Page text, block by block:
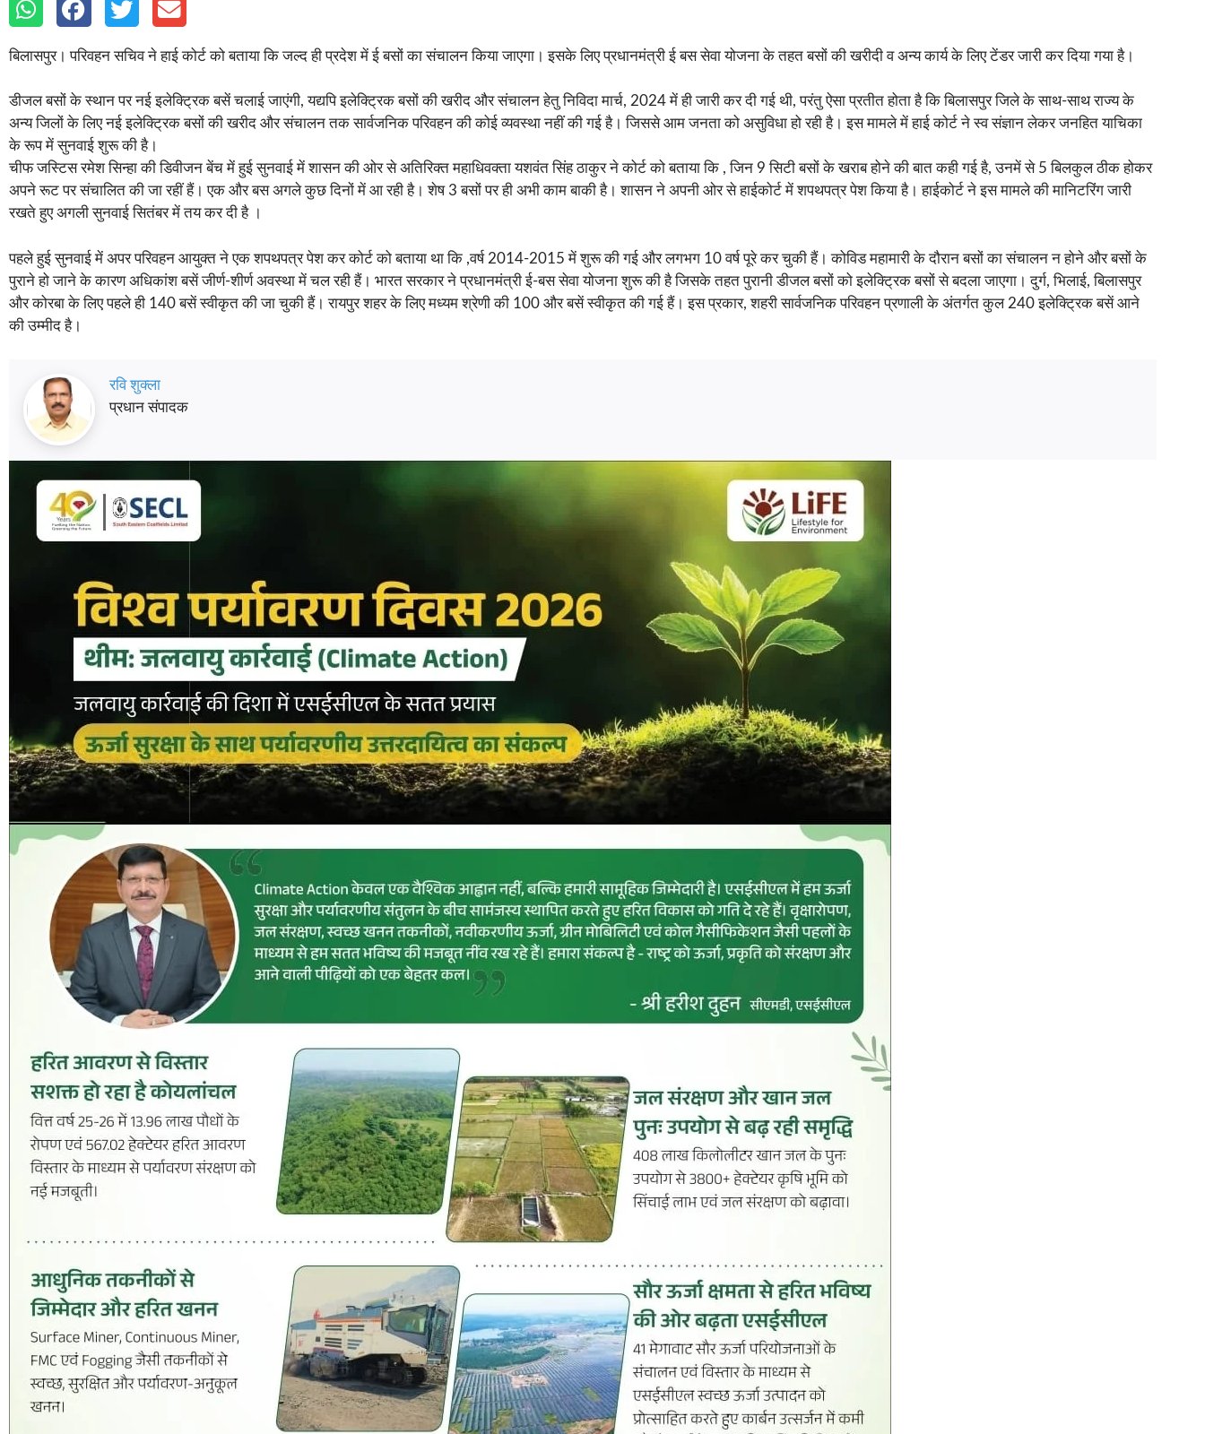
बिलासपुर। परिवहन सचिव ने हाई कोर्ट को बताया कि जल्द ही प्रदेश में ई बसों का संचालन किया जाएगा। इसके लिए प्रधानमंत्री ई बस सेवा योजना के तहत बसों की खरीदी व अन्य कार्य के लिए टेंडर जारी कर दिया गया है।
डीजल बसों के स्थान पर नई इलेक्ट्रिक बसें चलाई जाएंगी, यद्यपि इलेक्ट्रिक बसों की खरीद और संचालन हेतु निविदा मार्च, 2024 में ही जारी कर दी गई थी, परंतु ऐसा प्रतीत होता है कि बिलासपुर जिले के साथ-साथ राज्य के
अन्य जिलों के लिए नई इलेक्ट्रिक बसों की खरीद और संचालन तक सार्वजनिक परिवहन की कोई व्यवस्था नहीं की गई है। जिससे आम जनता को असुविधा हो रही है। इस मामले में हाई कोर्ट ने स्व संज्ञान लेकर जनहित याचिका
के रूप में सुनवाई शुरू की है।
चीफ जस्टिस रमेश सिन्हा की डिवीजन बेंच में हुई सुनवाई में शासन की ओर से अतिरिक्त महाधिवक्ता यशवंत सिंह ठाकुर ने कोर्ट को बताया कि , जिन 9 सिटी बसों के खराब होने की बात कही गई है, उनमें से 5 बिलकुल ठीक होकर
अपने रूट पर संचालित की जा रहीं हैं। एक और बस अगले कुछ दिनों में आ रही है। शेष 3 बसों पर ही अभी काम बाकी है। शासन ने अपनी ओर से हाईकोर्ट में शपथपत्र पेश किया है। हाईकोर्ट ने इस मामले की मानिटरिंग जारी
रखते हुए अगली सुनवाई सितंबर में तय कर दी है ।
पहले हुई सुनवाई में अपर परिवहन आयुक्त ने एक शपथपत्र पेश कर कोर्ट को बताया था कि ,वर्ष 2014-2015 में शुरू की गई और लगभग 10 वर्ष पूरे कर चुकी हैं। कोविड महामारी के दौरान बसों का संचालन न होने और बसों के
पुराने हो जाने के कारण अधिकांश बसें जीर्ण-शीर्ण अवस्था में चल रही हैं। भारत सरकार ने प्रधानमंत्री ई-बस सेवा योजना शुरू की है जिसके तहत पुरानी डीजल बसों को इलेक्ट्रिक बसों से बदला जाएगा। दुर्ग, भिलाई, बिलासपुर
और कोरबा के लिए पहले ही 140 बसें स्वीकृत की जा चुकी हैं। रायपुर शहर के लिए मध्यम श्रेणी की 100 और बसें स्वीकृत की गई हैं। इस प्रकार, शहरी सार्वजनिक परिवहन प्रणाली के अंतर्गत कुल 240 इलेक्ट्रिक बसें आने
की उम्मीद है।
रवि शुक्ला
प्रधान संपादक